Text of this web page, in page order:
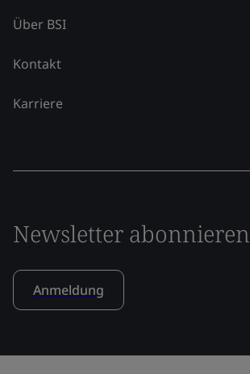
Über BSI
Kontakt
Karriere
Newsletter abonnieren
Anmeldung